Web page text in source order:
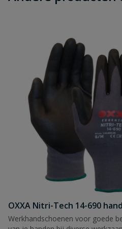
OXXA Nitri-Tech 14-690
Werkhandschoenen voor goede